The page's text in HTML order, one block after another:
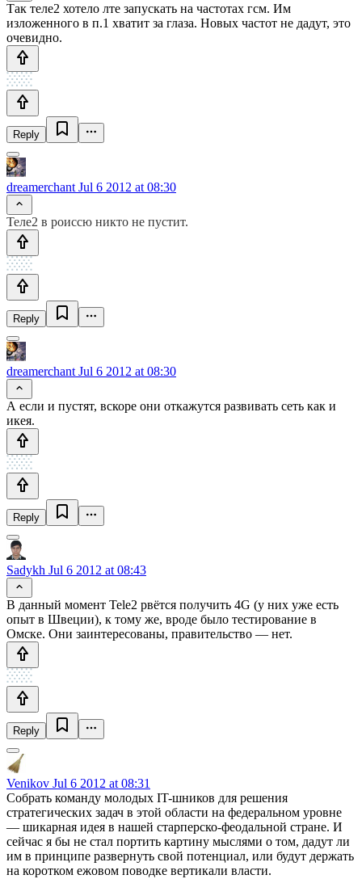
Так теле2 хотело лте запускать на частотах гсм. Им
изложенного в п.1 хватит за глаза. Новых частот не дадут, это
очевидно.
Reply
dreamerchant Jul 6 2012 at 08:30
Теле2 в роиссю никто не пустит.
Reply
dreamerchant Jul 6 2012 at 08:30
А если и пустят, вскоре они откажутся развивать сеть как и
икея.
Reply
Sadykh Jul 6 2012 at 08:43
В данный момент Tele2 рвётся получить 4G (у них уже есть
опыт в Швеции), к тому же, вроде было тестирование в
Омске. Они заинтересованы, правительство — нет.
Reply
Venikov Jul 6 2012 at 08:31
Собрать команду молодых IT-шников для решения
стратегических задач в этой области на федеральном уровне
— шикарная идея в нашей старперско-феодальной стране. И
сейчас я бы не стал портить картину мыслями о том, дадут ли
им в принципе развернуть свой потенциал, или будут держать
на коротком ежовом поводке вертикали власти.